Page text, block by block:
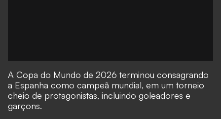
A Copa do Mundo de 2026 terminou consagrando
a Espanha como campeã mundial, em um torneio
cheio de protagonistas, incluindo goleadores e
garçons.